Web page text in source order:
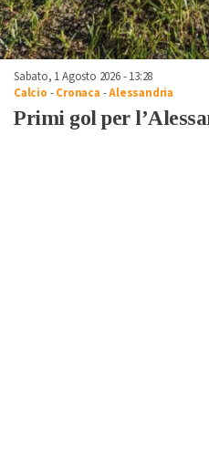
Sabato, 1 Agosto 2026 - 13:28
Calcio -Cronaca -Alessandria
Primi gol per